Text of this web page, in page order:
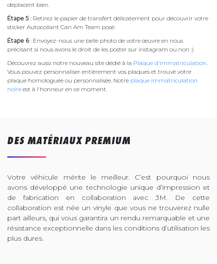
déplacent bien.
Étape 5 : Retirez le papier de transfert délicatement pour découvrir votre
sticker Autocollant Can Am Team posé.
Étape 6 : Envoyez-nous une belle photo de votre œuvre en nous
précisant si nous avons le droit de les poster sur instagram ou non :)
Découvrez aussi notre nouveau site dédié à la Plaque d'immatriculation
Vous pouvez personnaliser entièrement vos plaques et trouvé votre
plaque homologuée ou personnalisée. Notre plaque immatriculation
noire est à l'honneur en ce moment.
DES MATÉRIAUX PREMIUM
Votre véhicule mérite le meilleur. C’est pourquoi nous
avons développé une technologie unique d’impression et
de fabrication en collaboration avec 3M. De cette
collaboration est née un vinyle que vous ne trouverez nulle
part ailleurs, qui vous garantira un rendu remarquable et une
résistance exceptionnelle dans les conditions d’utilisation les
plus dures.